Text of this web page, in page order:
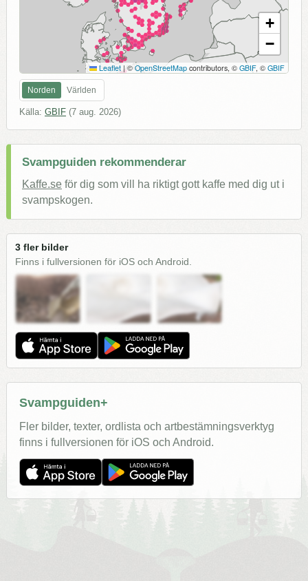
+
−
Leaflet |©OpenStreetMap contributors, © GBIF, © GBIF
Norden Världen
Källa: GBIF (7 aug. 2026)
Svampguiden rekommenderar
Kaffe.se för dig som vill ha riktigt gott kaffe med dig ut i
svampskogen.
3 fler bilder
Finns i fullversionen för iOS och Android.
Svampguiden+
Fler bilder, texter, ordlista och artbestämningsverktyg
finns i fullversionen för iOS och Android.